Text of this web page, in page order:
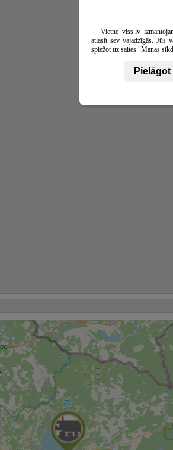
Vietne viss.lv
atlasīt sev vajadzīgās. Jūs
spiežot uz saites "Manas